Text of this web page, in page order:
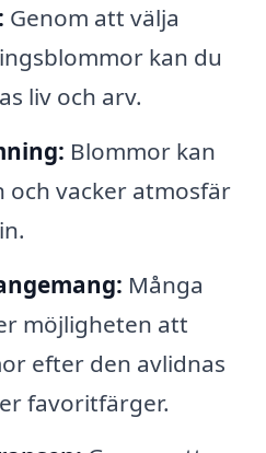
Genom att välja
kan du
liv och arv.
Blommor kan
och vacker atmosfär
Många
möjligheten att
efter den avlidnas
favoritfärger.